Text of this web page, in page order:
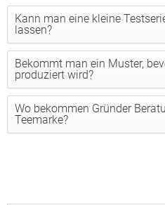
Kann man eine kleine
lassen?
Bekommt man ein Muster,
produziert wird?
Wo bekommen Gründer
Teemarke?